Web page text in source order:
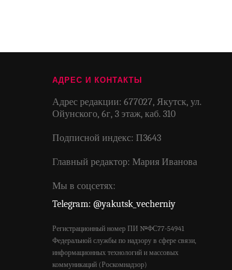
АДРЕС И КОНТАКТЫ
Адрес редакции: 677027, Якутск, ул.
Ойунского, 6г, 3 этаж, каб. 310
Подписной индекс: П3643
Главный редактор: Мария Иванова
Мы в соцсетях:
Telegram: @yakutsk_vecherniy
Регистрационный номер ПИ №ФС77-54941
Федеральной службы по надзору в сфере связи,
информационных технологий и массовых
коммуникаций (Роскомнадзор)